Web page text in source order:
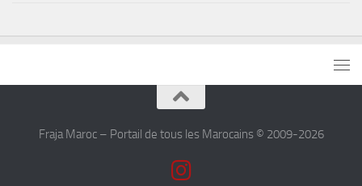
Fraja Maroc – Portail de tous les Marocains © 2009-2026